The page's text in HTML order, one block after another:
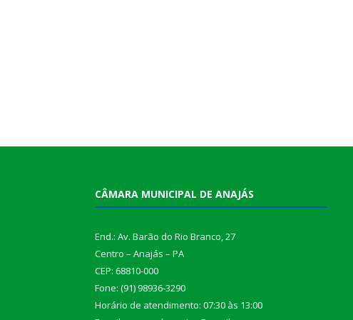
CÂMARA MUNICIPAL DE ANAJÁS
End.: Av. Barão do Rio Branco, 27
Centro – Anajás – PA
CEP: 68810-000
Fone: (91) 98936-3290
Horário de atendimento: 07:30 às 13:00